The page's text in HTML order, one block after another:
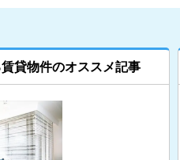
貸物件のオススメ記事